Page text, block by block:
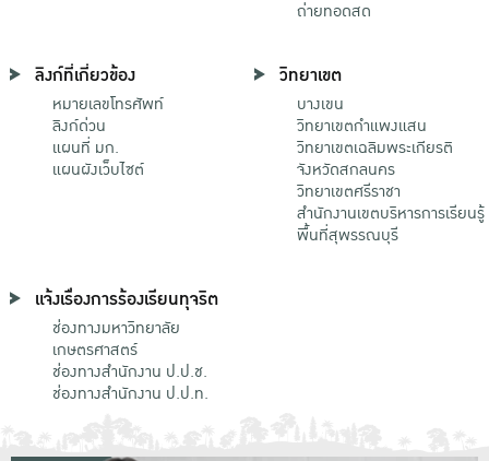
ถ่ายทอดสด
ลิงก์ที่เกี่ยวข้อง
หมายเลขโทรศัพท์
ลิงก์ด่วน
แผนที่ มก.
แผนผังเว็บไซต์
วิทยาเขต
บางเขน
วิทยาเขตกําแพงแสน
วิทยาเขตเฉลิมพระเกียรติ
จังหวัดสกลนคร
วิทยาเขตศรีราชา
สำนักงานเขตบริหารการเรียนรู้
พื้นที่สุพรรณบุรี
แจ้งเรื่องการร้องเรียนทุจริต
ช่องทางมหาวิทยาลัย
เกษตรศาสตร์
ช่องทางสำนักงาน ป.ป.ช.
ช่องทางสำนักงาน ป.ป.ท.